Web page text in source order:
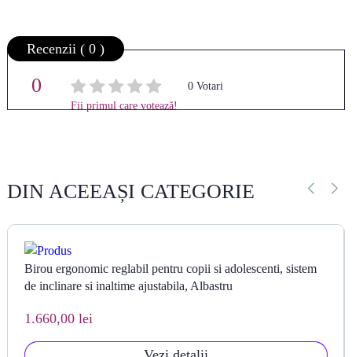
Average rating
0
/ 5. Vote
count:
0
Fii primul care votează!
Recenzii ( 0 )
DIN ACEEAȘI CATEGORIE
Birou ergonomic reglabil pentru copii si adolescenti, sistem
de inclinare si inaltime ajustabila, Albastru
1.660,00 lei